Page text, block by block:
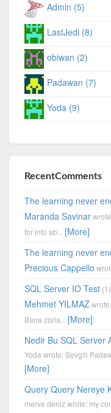
Admin (5)
LastJedi (8)
obiwan (2)
Padawan (7)
Yoda (9)
RecentComments
The learning never
Maranda Savinar
for info ab... [More]
The learning never
Precious Cappello
SQL Server IO Test (1)
Mehmet YILMAZ
Bana zorla... [More]
Nedir Bu SQL Server
Yoda wrote: Sevgili
[More]
Query Query Nereye
merve deniz wrote: my